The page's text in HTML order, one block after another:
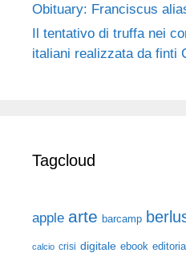
Obituary: Franciscus
Il tentativo di truffa nei
italiani realizzata da finti
Tagcloud
apple arte barcamp
calcio crisi digitale ebook editoria